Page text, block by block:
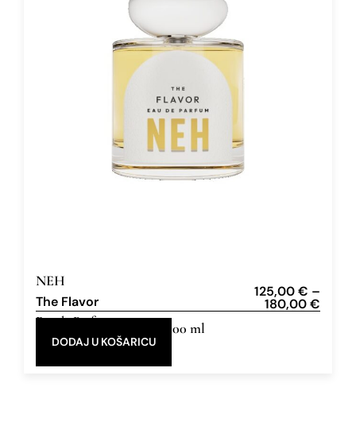
NEH
The Flavor
125,00€ –
180,00€
Eau de Parfum 50 ml, 100 ml
DODAJ U KOŠARICU